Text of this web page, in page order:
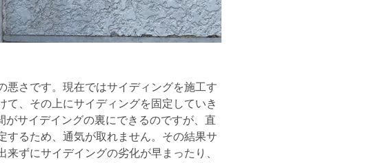
さです。現在ではサイディングを施工す
て、その上にサイディングを固定していき
サイデイングの裏にできるのですが、直
するため、通気が取れません。その結果サ
ずにサイデイングの劣化が早まったり、